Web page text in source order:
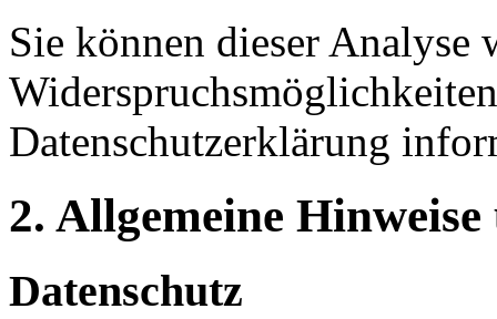
Sie können dieser Analyse
Datenschutzerklärung
2. Allgemeine
Datenschutz